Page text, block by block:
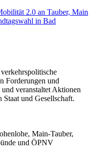
2.0 an Tauber, Main
in Bad
Forderungen und
veranstaltet Aktionen
und Gesellschaft.
Main-Tauber,
und ÖPNV